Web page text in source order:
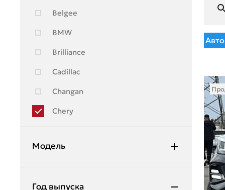
Belgee
BMW
Brilliance
Cadillac
Changan
Chery
Citroen
Модель
Год выпуска